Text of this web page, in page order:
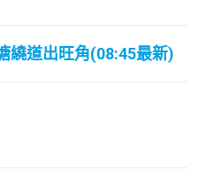
繞道出旺角(08:45最新)